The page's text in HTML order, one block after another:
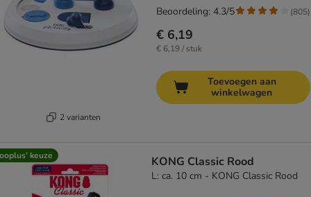
2 varianten
€ 6,19
€ 6,19 / stuk
Beoordeling: 4.3/5 (805)
Toevoegen aan
winkelwagen
keuze KONG Classic Rood
L: ca. 10 cm - KONG Classic Rood